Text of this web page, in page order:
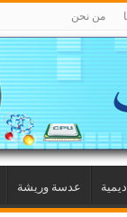
من نحن
عدسة وريشة